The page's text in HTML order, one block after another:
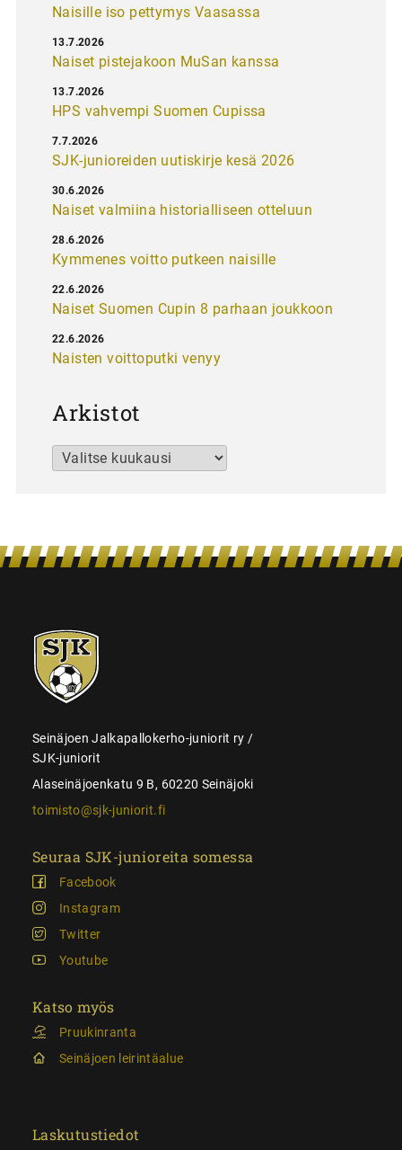
Naisille iso pettymys Vaasassa
Naiset pistejakoon MuSan kanssa
13.7.2026
HPS vahvempi Suomen Cupissa
13.7.2026
SJK-junioreiden uutiskirje kesä 2026
7.7.2026
Naiset valmiina historialliseen otteluun
30.6.2026
Kymmenes voitto putkeen naisille
28.6.2026
Naiset Suomen Cupin 8 parhaan joukkoon
22.6.2026
Naisten voittoputki venyy
22.6.2026
Arkistot
Arkistot
SJK-
juniorit
Seinäjoen Jalkapallokerho-juniorit ry /
SJK-juniorit
Alaseinäjoenkatu 9 B, 60220 Seinäjoki
toimisto@sjk-juniorit.fi
Seuraa SJK-junioreita somessa
Facebook
Instagram
Twitter
Youtube
Katso myös
Pruukinranta
Seinäjoen leirintäalue
Laskutustiedot